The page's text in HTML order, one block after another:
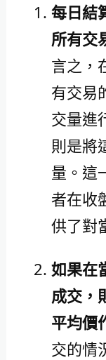
每日結
所有交
言之，
有交易
交量進
則是將
量。這
者在收
供了對
如果在
成交，
平均價
交的情